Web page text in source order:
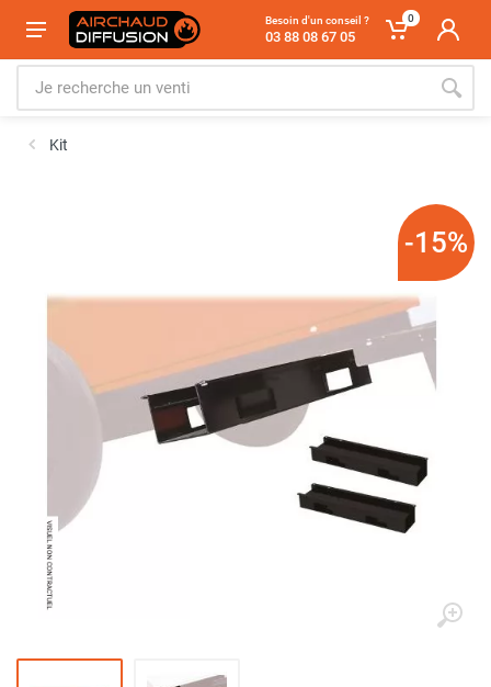
Besoin d'un conseil ?
03 88 08 67 05
0
Kit
-15%